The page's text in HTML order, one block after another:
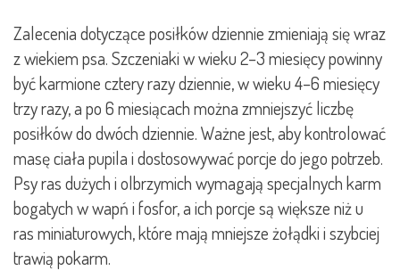
Zalecenia dotyczące posiłków dziennie zmieniają się wraz
z wiekiem psa. Szczeniaki w wieku 2–3 miesięcy powinny
być karmione cztery razy dziennie, w wieku 4–6 miesięcy
trzy razy, a po 6 miesiącach można zmniejszyć liczbę
posiłków do dwóch dziennie. Ważne jest, aby kontrolować
masę ciała pupila i dostosowywać porcje do jego potrzeb.
Psy ras dużych i olbrzymich wymagają specjalnych karm
bogatych w wapń i fosfor, a ich porcje są większe niż u
ras miniaturowych, które mają mniejsze żołądki i szybciej
trawią pokarm.